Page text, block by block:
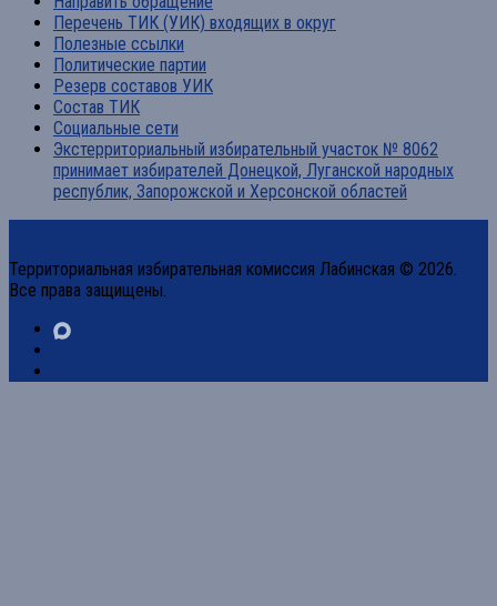
Перечень ТИК (УИК) входящих в округ
Полезные ссылки
Политические партии
Резерв составов УИК
Состав ТИК
Социальные сети
Экстерриториальный избирательный участок № 8062
принимает избирателей Донецкой, Луганской народных
республик, Запорожской и Херсонской областей
Территориальная избирательная комиссия Лабинская © 2026.
Все права защищены.